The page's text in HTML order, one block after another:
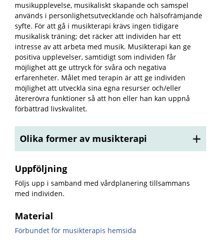
musikupplevelse, musikaliskt skapande och samspel
används i personlighetsutvecklande och hälsofrämjande
syfte. För att gå i musikterapi krävs ingen tidigare
musikalisk träning; det räcker att individen har ett
intresse av att arbeta med musik. Musikterapi kan ge
positiva upplevelser, samtidigt som individen får
möjlighet att ge uttryck för svåra och negativa
erfarenheter. Målet med terapin är att ge individen
möjlighet att utveckla sina egna resurser och/eller
återerövra funktioner så att hon eller han kan uppnå
förbättrad livskvalitet.
Olika former av musikterapi
Uppföljning
Följs upp i samband med vårdplanering tillsammans
med individen.
Material
Förbundet för musikterapis hemsida